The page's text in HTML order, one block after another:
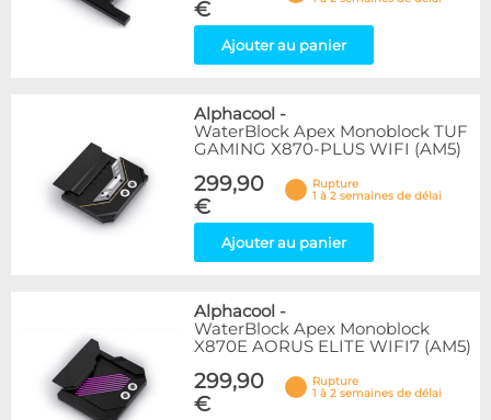
€
Ajouter au panier
Alphacool -
WaterBlock Apex Monoblock TUF
GAMING X870-PLUS WIFI (AM5)
299,90
€
Rupture
1 à 2 semaines de délai
Ajouter au panier
Alphacool -
WaterBlock Apex Monoblock
X870E AORUS ELITE WIFI7 (AM5)
299,90
€
Rupture
1 à 2 semaines de délai